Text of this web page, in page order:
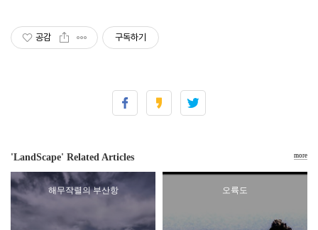
공감 구독하기
'LandScape' Related Articles
해무작렬의 부산항 오륙도
more